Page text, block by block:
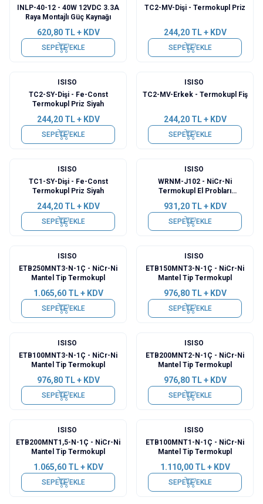
INLP-40-12 - 40W 12VDC 3.3A
Raya Montajlı Güç Kaynağı
620,80TL + KDV
SEPETE EKLE
TC2-MV-Dişi - Termokupl Priz
244,20TL + KDV
SEPETE EKLE
ISISO
TC2-SY-Dişi - Fe-Const
Termokupl Priz Siyah
244,20TL + KDV
SEPETE EKLE
ISISO
TC2-MV-Erkek - Termokupl Fiş
244,20TL + KDV
SEPETE EKLE
ISISO
TC1-SY-Dişi - Fe-Const
Termokupl Priz Siyah
244,20TL + KDV
SEPETE EKLE
ISISO
WRNM-J102 - NiCr-Ni
Termokupl El Probları
931,20TL + KDV
SEPETE EKLE
ISISO
ETB250MNT3-N-1Ç - NiCr-Ni
Mantel Tip Termokupl
1.065,60TL + KDV
SEPETE EKLE
ISISO
ETB150MNT3-N-1Ç - NiCr-Ni
Mantel Tip Termokupl
976,80TL + KDV
SEPETE EKLE
ISISO
ETB100MNT3-N-1Ç - NiCr-Ni
Mantel Tip Termokupl
976,80TL + KDV
SEPETE EKLE
ISISO
ETB200MNT2-N-1Ç - NiCr-Ni
Mantel Tip Termokupl
976,80TL + KDV
SEPETE EKLE
ISISO
ETB200MNT1,5-N-1Ç - NiCr-Ni
Mantel Tip Termokupl
1.065,60TL + KDV
SEPETE EKLE
ISISO
ETB100MNT1-N-1Ç - NiCr-Ni
Mantel Tip Termokupl
1.110,00TL + KDV
SEPETE EKLE